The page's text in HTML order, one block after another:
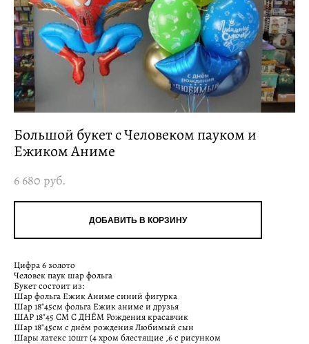
Большой букет с Человеком пауком и
Ежиком Аниме
6 680 pуб.
ДОБАВИТЬ В КОРЗИНУ
Цифра 6 золото
Человек паук шар фольга
Букет состоит из:
Шар фольга Ежик Аниме синий фигурка
Шар 18"45см фольга Ежик аниме и друзья
ШАР 18"45 СМ С ДНЁМ Рождения красавчик
Шар 18"45см с днём рождения Любимый сын
Шары латекс 10шт (4 хром блестящие ,6 с рисунком